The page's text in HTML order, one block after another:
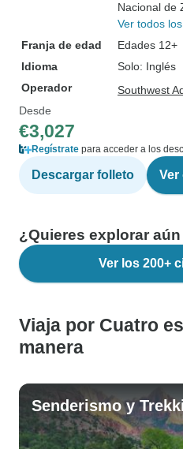
Nacional de
Ver todos
Franja de edad
Edades 12+
Idioma
Solo: Inglés
Operador
Southwest
Desde
€3,027
Regístrate para acceder a los
Descargar folleto Ver
¿Quieres explorar
Ver los 200+
Viaja por Cuatro
manera
Senderismo y